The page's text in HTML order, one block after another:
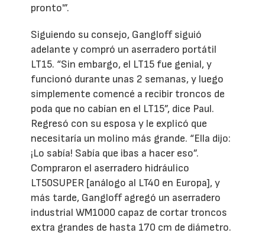
pronto'”.
Siguiendo su consejo, Gangloff siguió
adelante y compró un aserradero portátil
LT15. “Sin embargo, el LT15 fue genial, y
funcionó durante unas 2 semanas, y luego
simplemente comencé a recibir troncos de
poda que no cabían en el LT15”, dice Paul.
Regresó con su esposa y le explicó que
necesitaría un molino más grande. “Ella dijo:
¡Lo sabía! Sabía que ibas a hacer eso”.
Compraron el aserradero hidráulico
LT50SUPER [análogo al LT40 en Europa], y
más tarde, Gangloff agregó un aserradero
industrial WM1000 capaz de cortar troncos
extra grandes de hasta 170 cm de diámetro.